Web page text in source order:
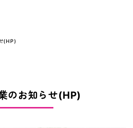
(HP)
のお知らせ(HP)